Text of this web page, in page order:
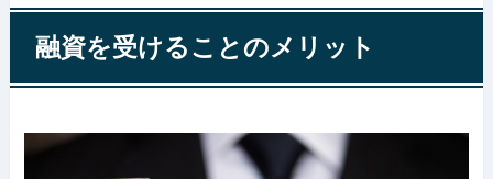
融資を受けることのメリット